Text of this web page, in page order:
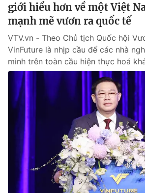
giới hiểu hơn về một Việt
mạnh mẽ vươn ra quốc tế
VTV.vn - Theo Chủ tịch Quốc hội
VinFuture là nhịp cầu để các nhà
minh trên toàn cầu hiện thực hoá